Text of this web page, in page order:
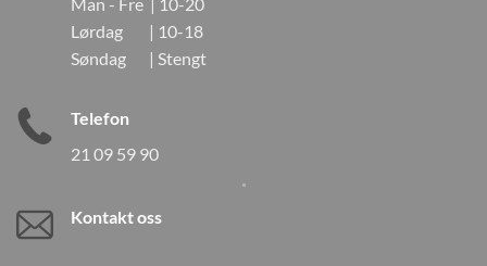
Lørdag | 10-18
Søndag | Stengt
Telefon
21 09 59 90
Kontakt oss